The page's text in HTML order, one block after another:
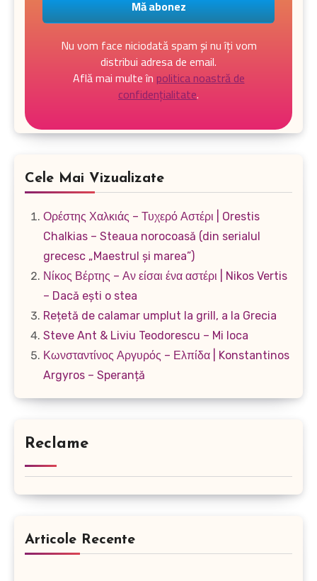
Nu vom face niciodată spam și nu îți vom
distribui adresa de email.
Află mai multe în politica noastră de
confidențialitate.
Cele Mai Vizualizate
Ορέστης Χαλκιάς – Τυχερό Αστέρι | Orestis
Chalkias – Steaua norocoasă (din serialul
grecesc „Maestrul și marea”)
Νίκος Βέρτης – Αν είσαι ένα αστέρι | Nikos Vertis
– Dacă ești o stea
Rețetă de calamar umplut la grill, a la Grecia
Steve Ant & Liviu Teodorescu – Mi loca
Κωνσταντίνος Αργυρός – Ελπίδα | Konstantinos
Argyros – Speranță
Reclame
Articole Recente